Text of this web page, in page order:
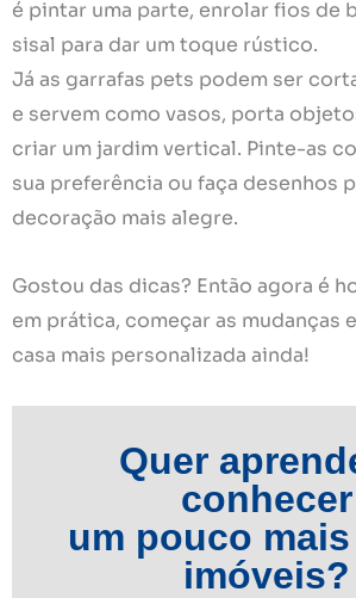
é pintar uma parte, enrolar fios de
sisal para dar um toque rústico.
Já as garrafas pets podem ser
e servem como vasos, porta
criar um jardim vertical. Pinte-as
sua preferência ou faça desenhos
decoração mais alegre.
Gostou das dicas? Então agora é
em prática, começar as mudanças
casa mais personalizada ainda!
Quer
conhecer
um pouco
imóveis?